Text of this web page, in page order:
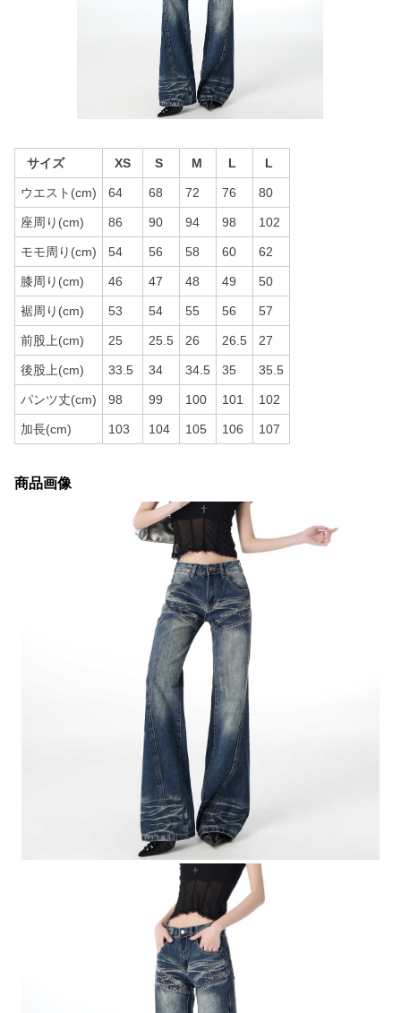
サイズ XS S M L L
ウエスト(cm) 64 68 72 76 80
座周り(cm) 86 90 94 98 102
モモ周り(cm) 54 56 58 60 62
膝周り(cm) 46 47 48 49 50
裾周り(cm) 53 54 55 56 57
前股上(cm) 25 25.5 26 26.5 27
後股上(cm) 33.5 34 34.5 35 35.5
パンツ丈(cm) 98 99 100 101 102
加長(cm) 103 104 105 106 107
商品画像